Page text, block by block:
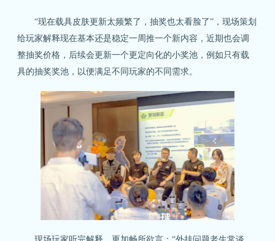
“现在载具皮肤更新太频繁了，抽奖也太看脸了”，现场策划
给玩家解释现在基本还是稳定一周推一个新内容，近期也会调
整抽奖价格，后续会更新一个更定向化的小奖池，例如只有载
具的抽奖奖池，以便满足不同玩家的不同需求。